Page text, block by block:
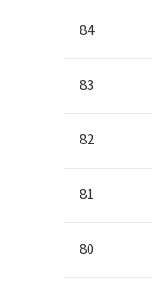
84
83
82
81
80